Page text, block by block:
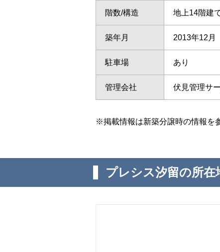
階数/構造 地上14階建
築年月 2013年12月
駐車場 あり
管理会社 伏見管理サ
※掲載情報は新築分譲時の情報を
プレシス汐留の所在